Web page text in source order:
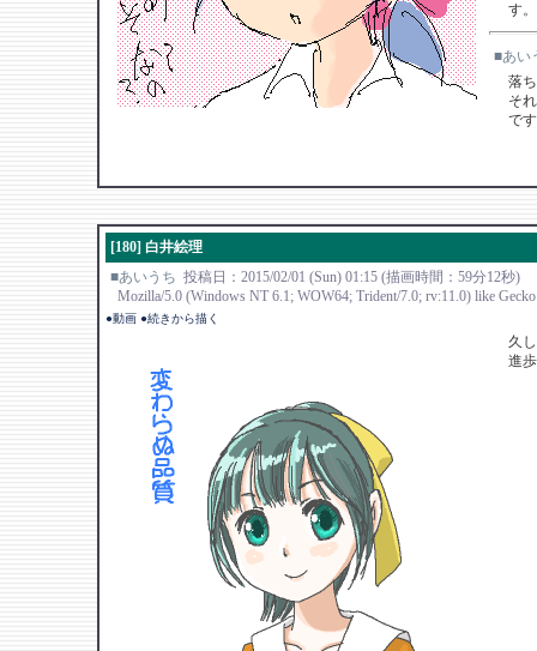
す。
■あい
落
そ
で
[180] 白井絵理
■あいうち 投稿日：2015/02/01 (Sun) 01:15 (描画時間：59分12秒)
Mozilla/5.0 (Windows NT 6.1; WOW64; Trident/7.0; rv:11.0) like Gecko
●動画 ●続きから描く
久
進